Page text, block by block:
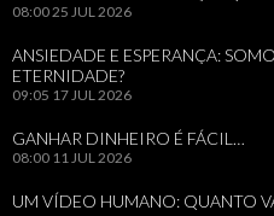
08:00 25 JUL 2026
ANSIEDADE E ESPERANÇA:
ETERNIDADE?
09:05 17 JUL 2026
GANHAR DINHEIRO É FÁCIL…
08:00 11 JUL 2026
UM VÍDEO HUMANO: QUANTO